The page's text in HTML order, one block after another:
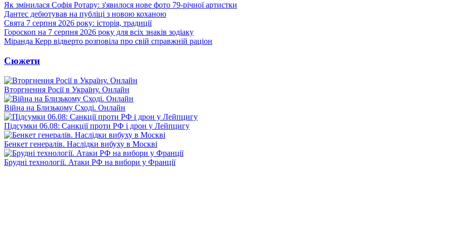
Як змінилася Софія Ротару: з'явилося нове фото 79-річної артистки
Дантес дебютував на публіці з новою коханою
Свята 7 серпня 2026 року: історія, традиції
Гороскоп на 7 серпня 2026 року для всіх знаків зодіаку
Міранда Керр відверто розповіла про свій справжній раціон
Сюжети
Вторгнення Росії в Україну. Онлайн
Війна на Близькому Сході. Онлайн
Підсумки 06.08: Санкції проти РФ і дрон у Лейпцигу
Бенкет генералів. Наслідки вибуху в Москві
Брудні технології. Атаки РФ на вибори у Франції